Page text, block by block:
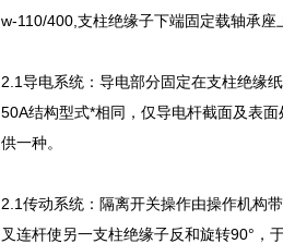
w-110/400,支柱绝缘子下端固定载轴承座
2.1导电系统：导电部分固定在支柱绝缘
50A结构型式*相同，仅导电杆截面及表
供一种。
2.1传动系统：隔离开关操作由操作机构
叉连杆使另一支柱绝缘子反和旋转90°，